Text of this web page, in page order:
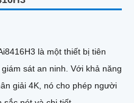
là một thiết bị tiên
ninh. Với khả năng
giải 4K, nó cho phép người